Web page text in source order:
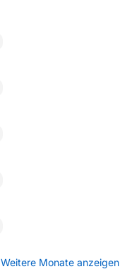
Weitere Monate anzeigen